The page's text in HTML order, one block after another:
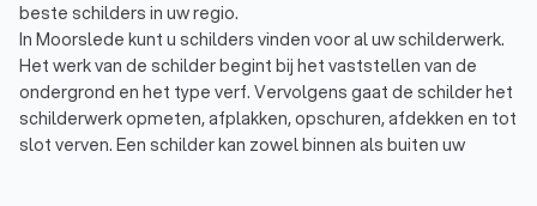
beste schilders in uw regio.
In Moorslede kunt u schilders vinden voor al uw schilderwerk.
Het werk van de schilder begint bij het vaststellen van de
ondergrond en het type verf. Vervolgens gaat de schilder het
schilderwerk opmeten, afplakken, opschuren, afdekken en tot
slot verven. Een schilder kan zowel binnen als buiten uw